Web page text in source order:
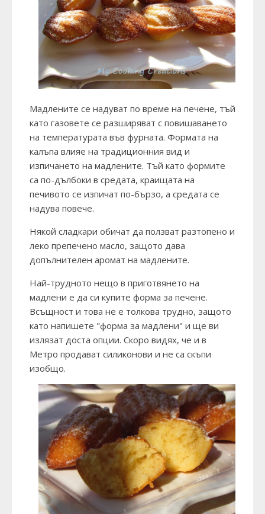
Мадлените се надуват по време на печене, тъй
като газовете се разширяват с повишаването
на температурата във фурната. Формата на
калъпа влияе на традиционния вид и
изпичането на мадлените. Тъй като формите
са по-дълбоки в средата, краищата на
печивото се изпичат по-бързо, а средата се
надува повече.
Някой сладкари обичат да ползват разтопено и
леко препечено масло, защото дава
допълнителен аромат на мадлените.
Най-трудното нещо в приготвянето на
мадлени е да си купите форма за печене.
Всъщност и това не е толкова трудно, защото
като напишете "форма за мадлени" и ще ви
излязат доста опции. Скоро видях, че и в
Метро продават силиконови и не са скъпи
изобщо.